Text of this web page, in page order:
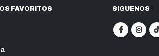
FAVORITOS SIGUENOS